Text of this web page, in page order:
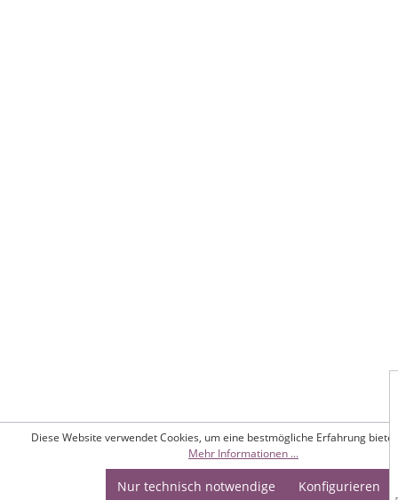
Diese Website verwendet Cookies, um eine bestmögliche Erfahrung
Mehr Informationen ...
Nur technisch notwendige Konfigurieren